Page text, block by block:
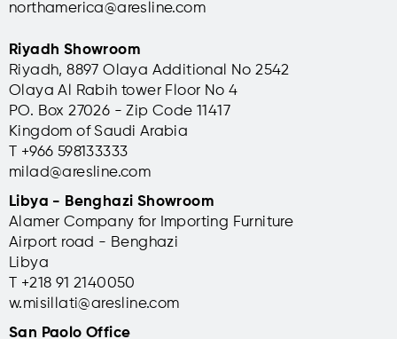
northamerica@aresline.com
Riyadh Showroom
Riyadh, 8897 Olaya Additional No 2542
Olaya Al Rabih tower Floor No 4
PO. Box 27026 - Zip Code 11417
Kingdom of Saudi Arabia
T +966 598133333
milad@aresline.com
Libya - Benghazi Showroom
Alamer Company for Importing Furniture
Airport road - Benghazi
Libya
T +218 91 2140050
w.misillati@aresline.com
San Paolo Office